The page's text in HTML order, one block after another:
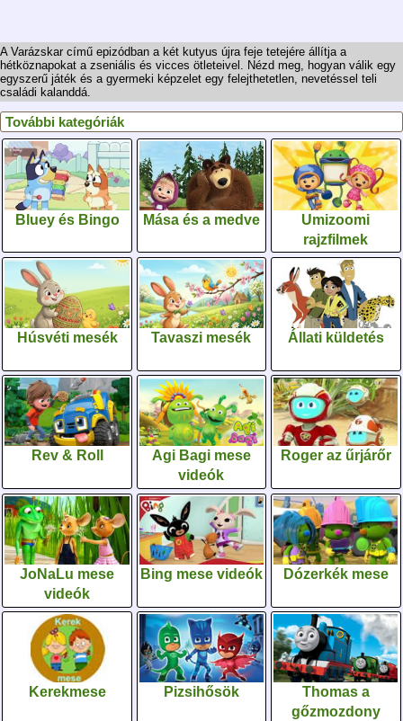
A Varázskar című epizódban a két kutyus újra feje tetejére állítja a
hétköznapokat a zseniális és vicces ötleteivel. Nézd meg, hogyan válik egy
egyszerű játék és a gyermeki képzelet egy felejthetetlen, nevetéssel teli
családi kalanddá.
További kategóriák
Bluey és Bingo Mása és a medve
Umizoomi
rajzfilmek
Húsvéti mesék Tavaszi mesék Állati küldetés
Rev & Roll
Agi Bagi mese
videók
Roger az űrjárőr
JoNaLu mese
videók
Bing mese videók Dózerkék mese
Kerekmese Pizsihősök
Thomas a
gőzmozdony